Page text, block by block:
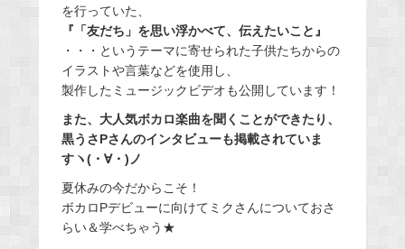
を行っていた、
『「友だち」を思い浮かべて、伝えたいこと』
・・・というテーマに寄せられた子供たちからの
イラストや言葉などを使用し、
製作したミュージックビデオも公開しています！
また、大人気ボカロ楽曲を聞くことができたり、
黒うさPさんのインタビューも掲載されていま
すヽ(・∀・)ノ
夏休みの今だからこそ！
ボカロPデビューに向けてミクさんについておさ
らい＆学べちゃう★